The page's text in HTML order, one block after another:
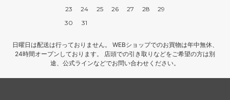
23
24 25 26 27 28
29
30
31
日曜日は配送は行っておりません。 WEBショップでのお買物は年中無休、
24時間オープンしております。 店頭での引き取りなどをご希望の方は別
途、公式ラインなどでお問い合わせください。